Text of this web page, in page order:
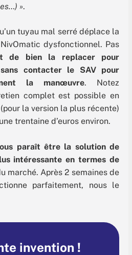
».
tuyau mal serré déplace la
dysfonctionnel. Pas
de bien la replacer pour
contacter le SAV pour
la manœuvre. Notez
complet est possible en
la version la plus récente)
trentaine d’euros environ.
paraît être la solution de
intéressante en termes de
marché. Après 2 semaines de
parfaitement, nous le
invention !